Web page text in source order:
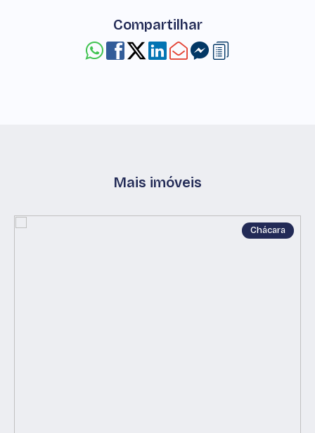
Compartilhar
Mais imóveis
Chácara